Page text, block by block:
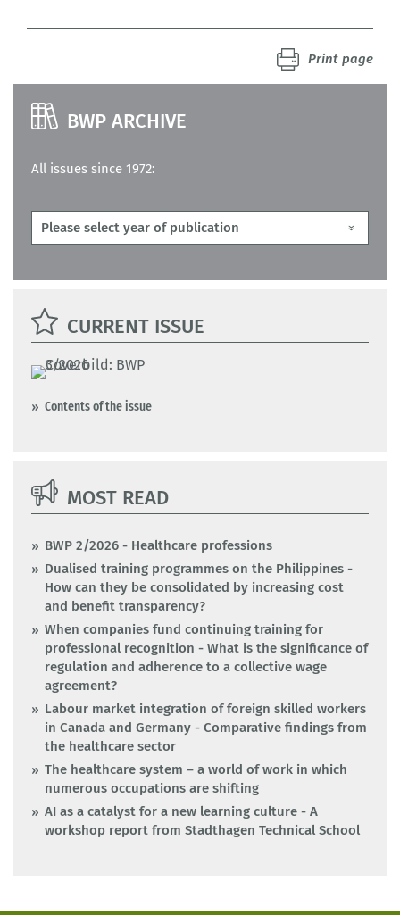
Print page
BWP ARCHIVE
All issues since 1972:
CURRENT ISSUE
Contents of the issue
MOST READ
BWP 2/2026 - Healthcare professions
Dualised training programmes on the Philippines -
How can they be consolidated by increasing cost
and benefit transparency?
When companies fund continuing training for
professional recognition - What is the significance of
regulation and adherence to a collective wage
agreement?
Labour market integration of foreign skilled workers
in Canada and Germany - Comparative findings from
the healthcare sector
The healthcare system – a world of work in which
numerous occupations are shifting
AI as a catalyst for a new learning culture - A
workshop report from Stadthagen Technical School